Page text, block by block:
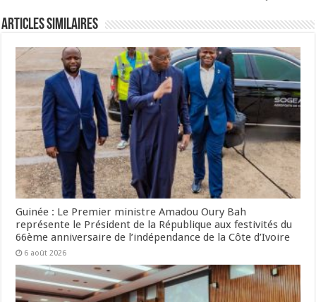
Articles Similaires
Guinée : Le Premier ministre Amadou Oury Bah
représente le Président de la République aux festivités du
66ème anniversaire de l’indépendance de la Côte d’Ivoire
6 août 2026